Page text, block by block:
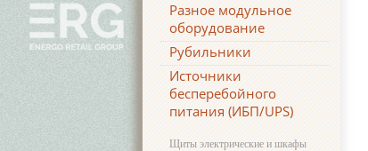
Разное модульное
оборудование
Рубильники
Источники
бесперебойного
питания (ИБП/UPS)
Щиты электрические и шкафы